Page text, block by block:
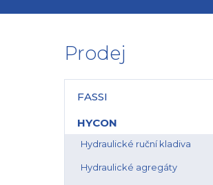
Prodej
FASSI
HYCON
Hydraulické ruční kladiva
Hydraulické agregáty